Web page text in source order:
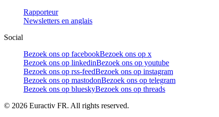
Rapporteur
Newsletters en anglais
Social
Bezoek ons op facebookBezoek ons op x
Bezoek ons op linkedinBezoek ons op youtube
Bezoek ons op rss-feedBezoek ons op instagram
Bezoek ons op mastodonBezoek ons op telegram
Bezoek ons op blueskyBezoek ons op threads
© 2026 Euractiv FR. All rights reserved.